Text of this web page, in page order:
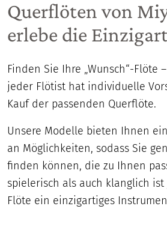
Querflöten von
erlebe die
Finden Sie Ihre „Wunsch“-Flöte
jeder Flötist hat individuelle
Kauf der passenden Querflöte.
Unsere Modelle bieten Ihnen
an Möglichkeiten, sodass Sie
finden können, die zu Ihnen
spielerisch als auch klanglich
Flöte ein einzigartiges